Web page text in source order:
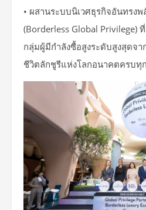
• ผสานระบบนิเวศธุรกิจอันทรง
(Borderless Global
กลุ่มผู้มีกำลังซื้อสูงระดับสูงสุดจ
ชีวิตลักชูรีแห่งโลกอนาคตครบทุ